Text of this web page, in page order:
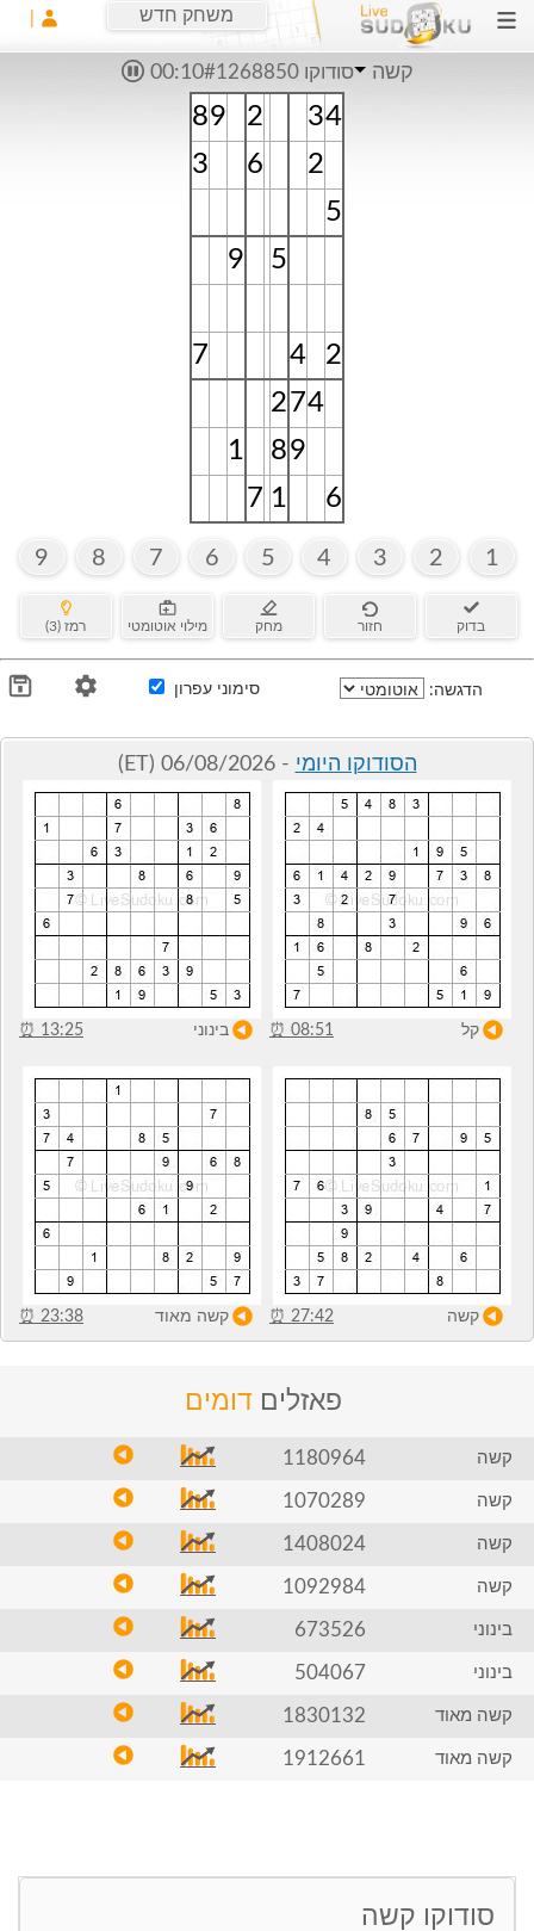
משחק חדש
קשה סודוקו #1268850 00:10
89 2 34
3
6
2
5
9
5
7 4
2
274
1
89
7 1 6
1
2
3
4
5
6
7
8
9
בדוק חזור מחק מילוי אוטומטי רמז (3)
הדגשה: סימוני עפרון
הסודוקו היומי- 06/08/2026 (ET)
קל 08:51
⏰ בינוני 13:25
⏰
קשה 27:42
⏰ קשה מאוד 23:38
⏰
פאזלים דומים
קשה 1180964
קשה 1070289
קשה 1408024
קשה 1092984
בינוני 673526
בינוני 504067
קשה מאוד 1830132
קשה מאוד 1912661
סודוקו קשה